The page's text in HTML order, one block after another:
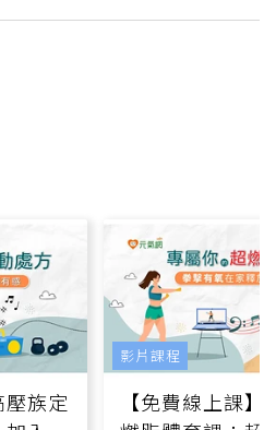
壓族定
【免費線上課
影片課程